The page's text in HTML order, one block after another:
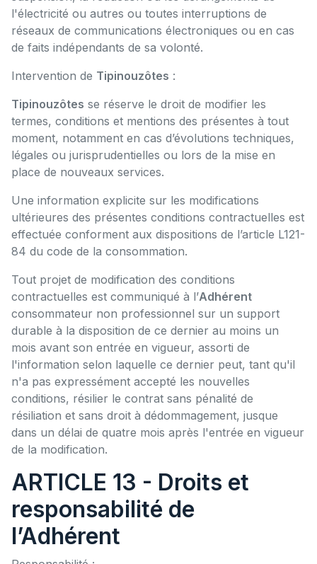
l'électricité ou autres ou toutes interruptions de
réseaux de communications électroniques ou en cas
de faits indépendants de sa volonté.
Intervention de Tipinouzôtes :
Tipinouzôtes se réserve le droit de modifier les
termes, conditions et mentions des présentes à tout
moment, notamment en cas d’évolutions techniques,
légales ou jurisprudentielles ou lors de la mise en
place de nouveaux services.
Une information explicite sur les modifications
ultérieures des présentes conditions contractuelles est
effectuée conforment aux dispositions de l’article L121-
84 du code de la consommation.
Tout projet de modification des conditions
contractuelles est communiqué à l’Adhérent
consommateur non professionnel sur un support
durable à la disposition de ce dernier au moins un
mois avant son entrée en vigueur, assorti de
l'information selon laquelle ce dernier peut, tant qu'il
n'a pas expressément accepté les nouvelles
conditions, résilier le contrat sans pénalité de
résiliation et sans droit à dédommagement, jusque
dans un délai de quatre mois après l'entrée en vigueur
de la modification.
ARTICLE 13 - Droits et
responsabilité de
l’Adhérent